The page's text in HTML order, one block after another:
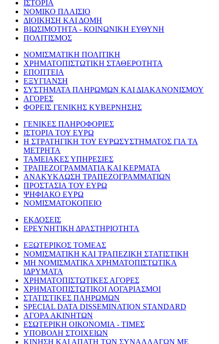
ΙΣΤΟΡΙΑ
ΝΟΜΙΚΟ ΠΛΑΙΣΙΟ
ΔΙΟΙΚΗΣΗ ΚΑΙ ΔΟΜΗ
ΒΙΩΣΙΜΟΤΗΤΑ - ΚΟΙΝΩΝΙΚΗ ΕΥΘΥΝΗ
ΠΟΛΙΤΙΣΜΟΣ
ΝΟΜΙΣΜΑΤΙΚΗ ΠΟΛΙΤΙΚΗ
ΧΡΗΜΑΤΟΠΙΣΤΩΤΙΚΗ ΣΤΑΘΕΡΟΤΗΤΑ
ΕΠΟΠΤΕΙΑ
ΕΞΥΓΙΑΝΣΗ
ΣΥΣΤΗΜΑΤΑ ΠΛΗΡΩΜΩΝ ΚΑΙ ΔΙΑΚΑΝΟΝΙΣΜΟΥ
ΑΓΟΡΕΣ
ΦΟΡΕΙΣ ΓΕΝΙΚΗΣ ΚΥΒΕΡΝΗΣΗΣ
ΓΕΝΙΚΕΣ ΠΛΗΡΟΦΟΡΙΕΣ
ΙΣΤΟΡΙΑ ΤΟΥ ΕΥΡΩ
Η ΣΤΡΑΤΗΓΙΚΗ ΤΟΥ ΕΥΡΩΣΥΣΤΗΜΑΤΟΣ ΓΙΑ ΤΑ
ΜΕΤΡΗΤΑ
ΤΑΜΕΙΑΚΕΣ ΥΠΗΡΕΣΙΕΣ
ΤΡΑΠΕΖΟΓΡΑΜΜΑΤΙΑ ΚΑΙ ΚΕΡΜΑΤΑ
ΑΝΑΚΥΚΛΩΣΗ ΤΡΑΠΕΖΟΓΡΑΜΜΑΤΙΩΝ
ΠΡΟΣΤΑΣΙΑ ΤΟΥ ΕΥΡΩ
ΨΗΦΙΑΚΟ ΕΥΡΩ
ΝΟΜΙΣΜΑΤΟΚΟΠΕΙΟ
ΕΚΔΟΣΕΙΣ
ΕΡΕΥΝΗΤΙΚΗ ΔΡΑΣΤΗΡΙΟΤΗΤΑ
ΕΞΩΤΕΡΙΚΟΣ ΤΟΜΕΑΣ
ΝΟΜΙΣΜΑΤΙΚΗ ΚΑΙ ΤΡΑΠΕΖΙΚΗ ΣΤΑΤΙΣΤΙΚΗ
ΜΗ ΝΟΜΙΣΜΑΤΙΚΑ ΧΡΗΜΑΤΟΠΙΣΤΩΤΙΚΑ
ΙΔΡΥΜΑΤΑ
ΧΡΗΜΑΤΟΠΙΣΤΩΤΙΚΕΣ ΑΓΟΡΕΣ
ΧΡΗΜΑΤΟΠΙΣΤΩΤΙΚΟΙ ΛΟΓΑΡΙΑΣΜΟΙ
ΣΤΑΤΙΣΤΙΚΕΣ ΠΛΗΡΩΜΩΝ
SPECIAL DATA DISSEMINATION STANDARD
ΑΓΟΡΑ ΑΚΙΝΗΤΩΝ
ΕΣΩΤΕΡΙΚΗ ΟΙΚΟΝΟΜΙΑ - ΤΙΜΕΣ
ΥΠΟΒΟΛΗ ΣΤΟΙΧΕΙΩΝ
ΚΙΝΗΣΗ ΚΑΙ ΑΠΑΤΗ ΤΩΝ ΣΥΝΑΛΛΑΓΩΝ ΜΕ